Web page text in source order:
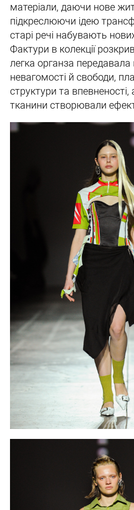
матеріали, даючи нове
підкреслюючи ідею
старі речі набувають
Фактури в колекції
легка органза передавала
невагомості й свободи,
структури та впевненості,
тканини створювали